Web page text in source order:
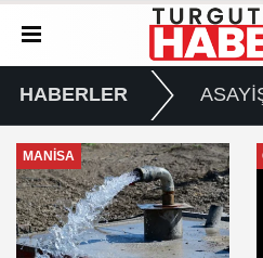
HABERLER
GÜNDEM